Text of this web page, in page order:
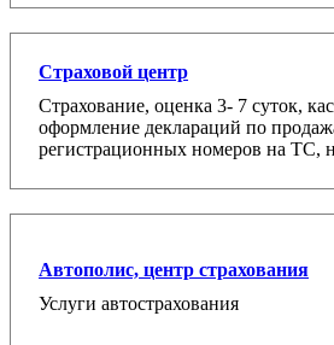
Страховой центр
Страхование, оценка 3- 7 суток,
оформление деклараций по
регистрационных номеров на ТС,
Автополис, центр страхования
Услуги автострахования